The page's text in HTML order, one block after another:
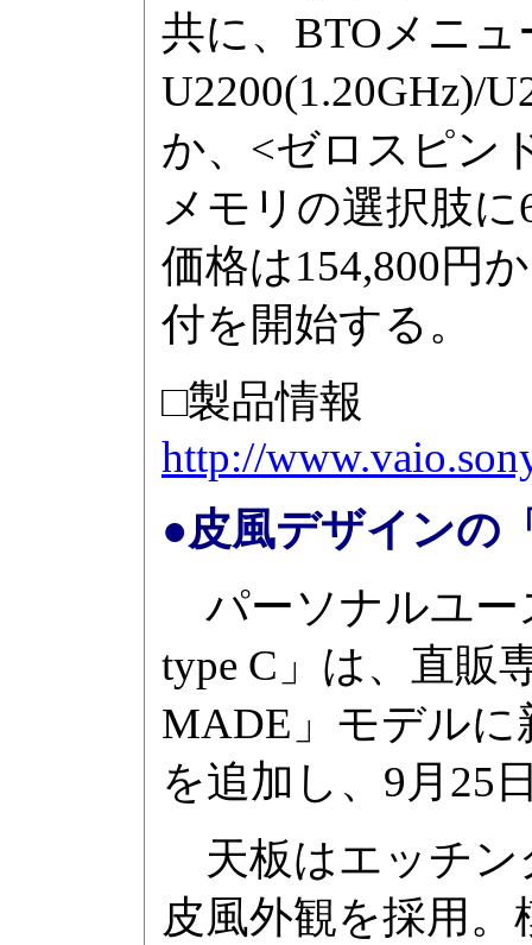
共に、BTOメニュ
U2200(1.20GHz)/
か、<ゼロスピン
メモリの選択肢
価格は154,800円
付を開始する。
□製品情報
http://
●皮風デザインの
パーソナルユー
type C」は、直販
MADE」モデル
を追加し、9月25
天板はエッチン
皮風外観を採用